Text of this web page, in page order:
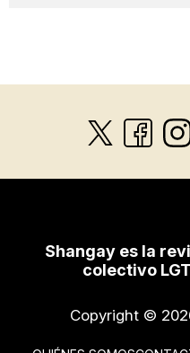
Shangay es la
colectivo
Copyright ©